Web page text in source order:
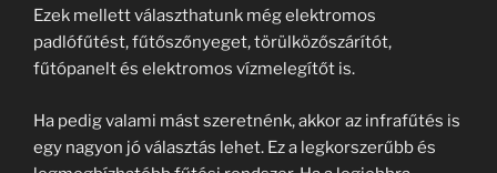
Ezek mellett választhatunk még elektromos
padlófűtést, fűtőszőnyeget, törülközőszárítót,
fűtópanelt és elektromos vízmelegítőt is.
Ha pedig valami mást szeretnénk, akkor az infrafűtés is
egy nagyon jó választás lehet. Ez a legkorszerűbb és